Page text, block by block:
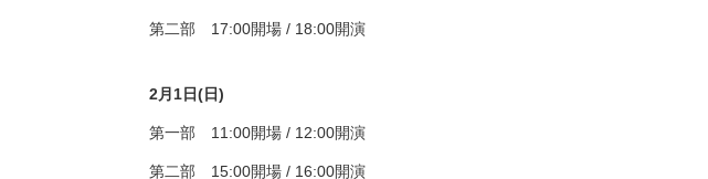
第二部 17:00開場 / 18:00開演
2月1日(日)
第一部 11:00開場 / 12:00開演
第二部 15:00開場 / 16:00開演